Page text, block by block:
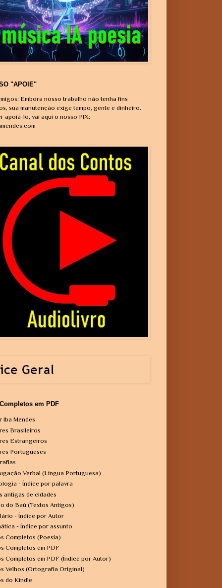
"APOIE"
Embora nosso trabalho não tenha fins
sua manutenção exige tempo, gente e dinheiro.
apoiá-lo, vai aqui o nosso PIX:
em PDF
Iba Mendes
Brasileiros
Estrangeiros
Portugueses
Verbal (Língua Portuguesa)
- Índice por palavra
antigas de cidades
do Baú (Textos Antigos)
- Índice por Autor
- Índice por assunto
Completos (Poesia)
Completos em PDF
Completos em PDF (Índice por Autor)
Velhos (Ortografia Original)
do Kindle